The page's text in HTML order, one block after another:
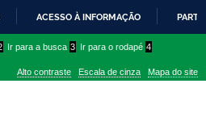
PARA
CONTEÚDO
ACESSO À INFORMAÇÃO
Ir para a busca 3 Ir para o rodapé 4
Alto contraste Escala de cinza Mapa do site